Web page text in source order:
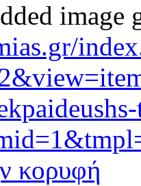
image
κορυφή